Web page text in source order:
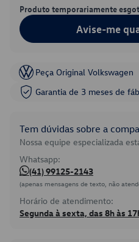
Produto temporariamente
Avise-me
Peça Original Volkswagen
Garantia de 3 meses de
Tem dúvidas sobre a
Nossa equipe especializada
Whatsapp:
(41) 99125-2143
(apenas mensagens de texto, não
Horário de atendimento:
Segunda à sexta, das 8h às